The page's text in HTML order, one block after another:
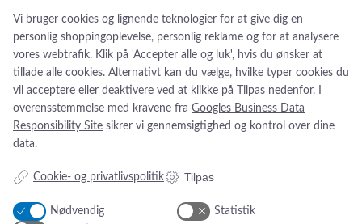
Smart TruALS Adult er særligt velegnet til:
Hospitaler og akutmodtagelser
Anæstesi- og intensivafdelinger
Ambulance- og præhospital træning
Simulationscentre
Sundhedsuddannelser
Kompetenceudvikling af akutpersonale
ALS-simulator, der kombinerer realistiske procedurer, omfattende
Vi bruger cookies og lignende teknologier for at give dig en
personlig shoppingoplevelse, personlig reklame og for at analysere
vores webtrafik. Klik på 'Accepter alle og luk', hvis du ønsker at
tillade alle cookies. Alternativt kan du vælge, hvilke typer cookies du
vil acceptere eller deaktivere ved at klikke på Tilpas nedenfor. I
overensstemmelse med kravene fra Googles Business Data
Responsibility Site sikrer vi gennemsigtighed og kontrol over dine
data.
Cookie- og privatlivspolitik Tilpas
Nødvendig
Statistik